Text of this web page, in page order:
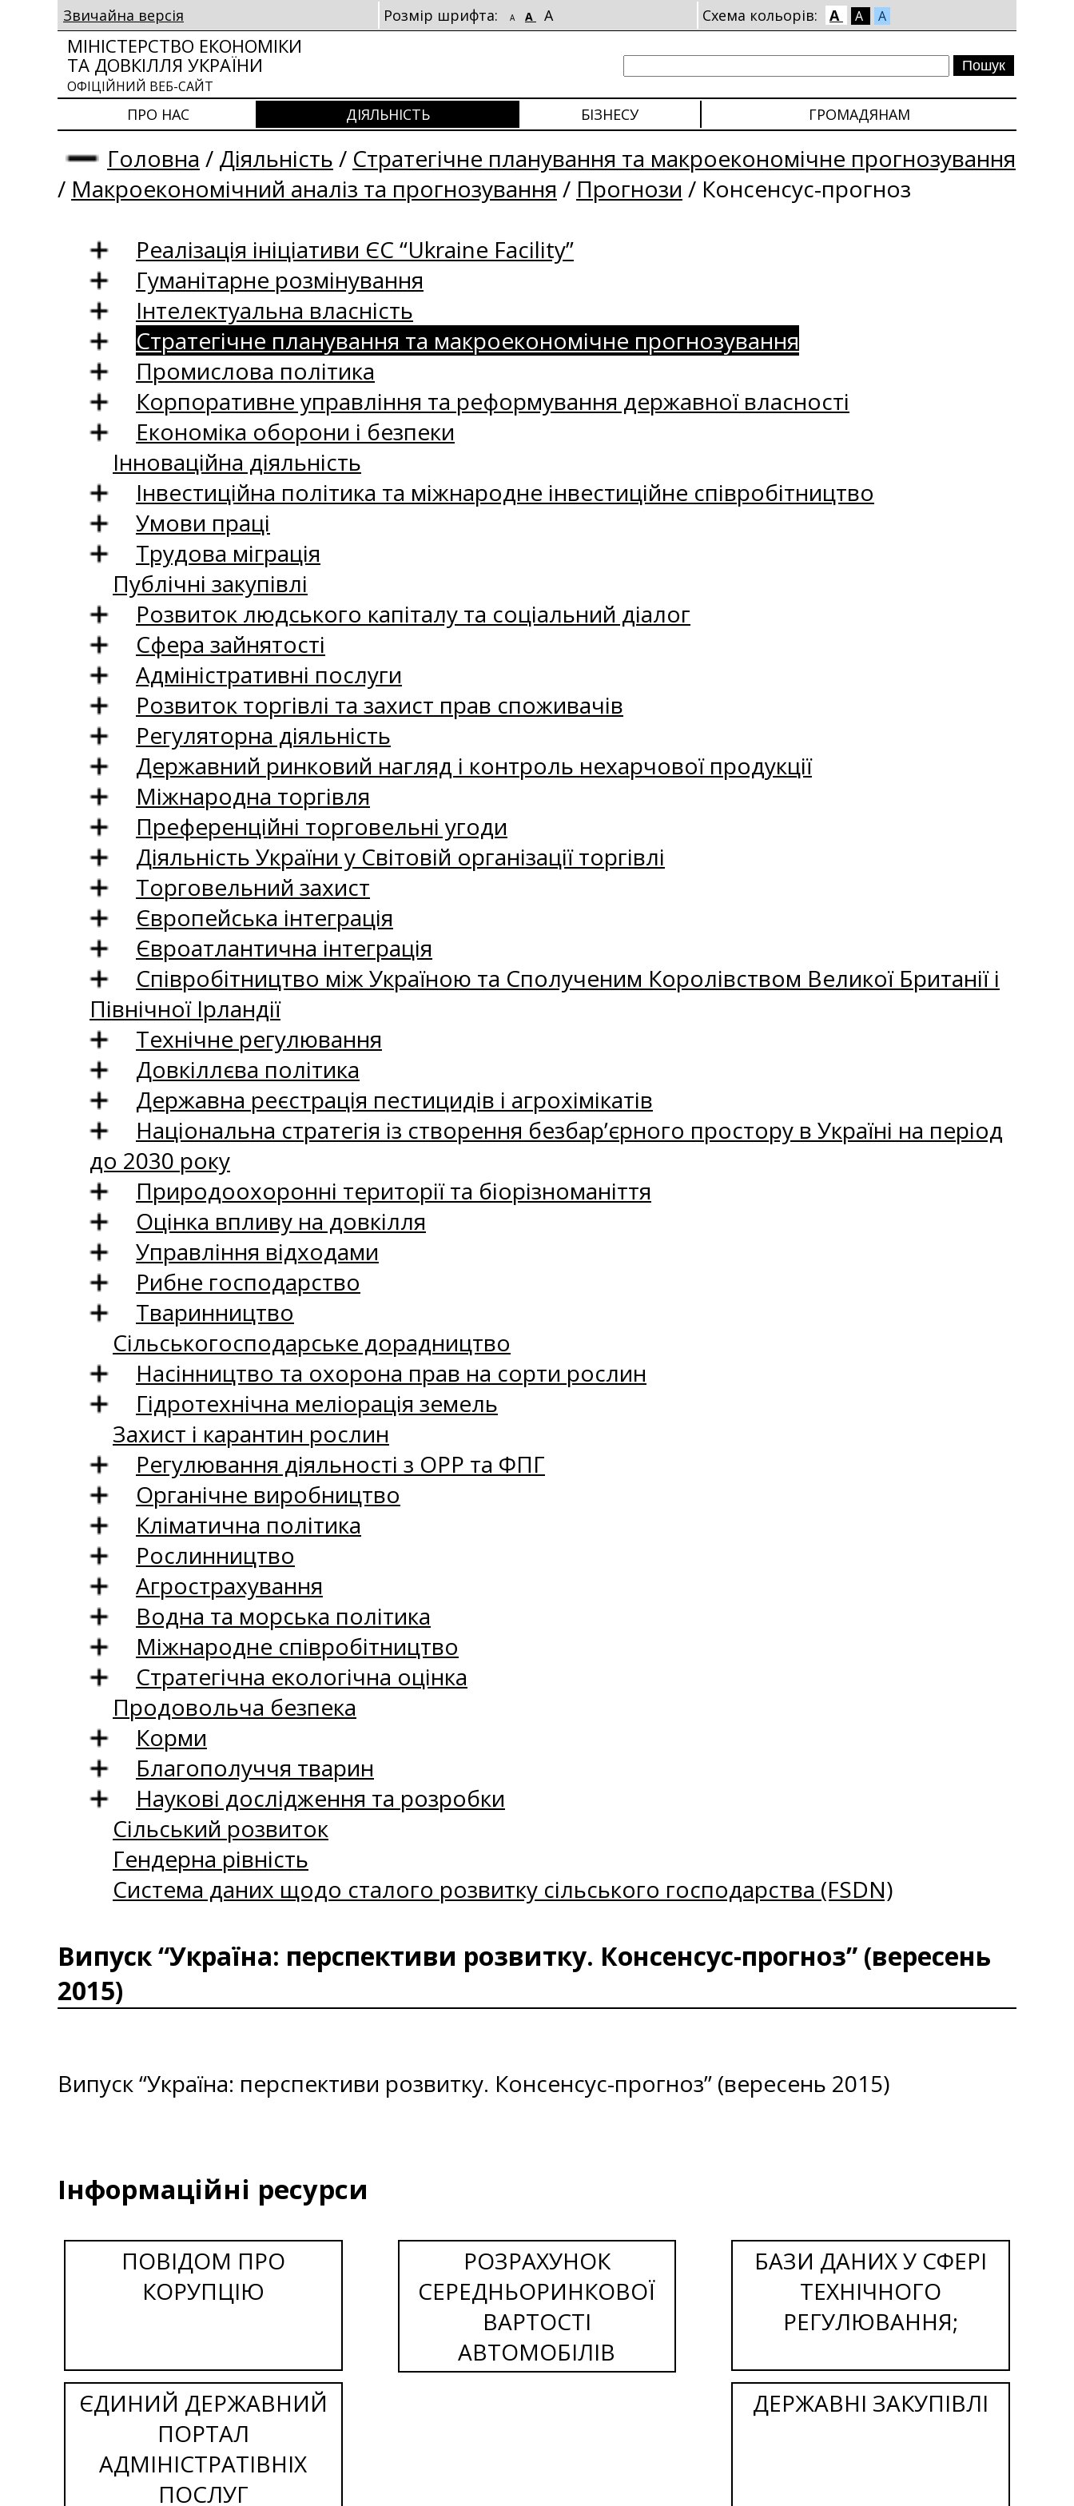
Звичайна версія Розмір шрифта: A A A Схема кольорів: A A A
МІНІСТЕРСТВО ЕКОНОМІКИ
ТА ДОВКІЛЛЯ УКРАЇНИ
ОФІЦІЙНИЙ ВЕБ-САЙТ
ПРО НАС ДІЯЛЬНІСТЬ БІЗНЕСУ ГРОМАДЯНАМ
Головна / Діяльність / Стратегічне планування та макроекономічне прогнозування
/ Макроекономічний аналіз та прогнозування / Прогнози / Консенсус-прогноз
Реалізація ініціативи ЄС “Ukraine Facility”
Гуманітарне розмінування
Інтелектуальна власність
Стратегічне планування та макроекономічне прогнозування
Промислова політика
Корпоративне управління та реформування державної власності
Економіка оборони і безпеки
Інноваційна діяльність
Інвестиційна політика та міжнародне інвестиційне співробітництво
Умови праці
Трудова міграція
Публічні закупівлі
Розвиток людського капіталу та соціальний діалог
Сфера зайнятості
Адміністративні послуги
Розвиток торгівлі та захист прав споживачів
Регуляторна діяльність
Державний ринковий нагляд і контроль нехарчової продукції
Міжнародна торгівля
Преференційні торговельні угоди
Діяльність України у Світовій організації торгівлі
Торговельний захист
Європейська інтеграція
Євроатлантична інтеграція
Співробітництво між Україною та Сполученим Королівством Великої Британії і
Північної Ірландії
Технічне регулювання
Довкіллєва політика
Державна реєстрація пестицидів і агрохімікатів
Національна стратегія із створення безбар’єрного простору в Україні на період
до 2030 року
Природоохоронні території та біорізноманіття
Оцінка впливу на довкілля
Управління відходами
Рибне господарство
Тваринництво
Сільськогосподарське дорадництво
Насінництво та охорона прав на сорти рослин
Гідротехнічна меліорація земель
Захист і карантин рослин
Регулювання діяльності з ОРР та ФПГ
Органічне виробництво
Кліматична політика
Рослинництво
Агрострахування
Водна та морська політика
Міжнародне співробітництво
Стратегічна екологічна оцінка
Продовольча безпека
Корми
Благополуччя тварин
Наукові дослідження та розробки
Сільський розвиток
Гендерна рівність
Система даних щодо сталого розвитку сільського господарства (FSDN)
Випуск “Україна: перспективи розвитку. Консенсус-прогноз” (вересень
2015)
Випуск “Україна: перспективи розвитку. Консенсус-прогноз” (вересень 2015)
Інформаційні ресурси
ПОВІДОМ ПРО
КОРУПЦІЮ
РОЗРАХУНОК
СЕРЕДНЬОРИНКОВОЇ
ВАРТОСТІ
АВТОМОБІЛІВ
БАЗИ ДАНИХ У СФЕРІ
ТЕХНІЧНОГО
РЕГУЛЮВАННЯ;
ЄДИНИЙ ДЕРЖАВНИЙ
ПОРТАЛ
АДМІНІСТРАТІВНІХ
ПОСЛУГ
ДЕРЖАВНІ ЗАКУПІВЛІ